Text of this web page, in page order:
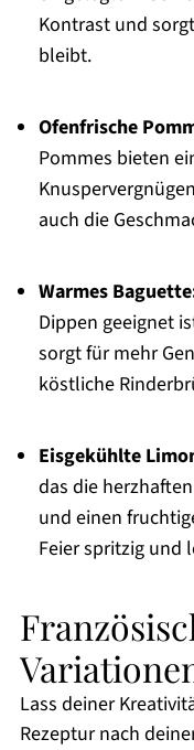
Kontrast und
bleibt.
Ofenfrische
Pommes bieten
auch die
Warmes
Dippen geeignet
sorgt für mehr
köstliche
Eisgekühlte
das die
und einen
Feier spritzig und
Lass deiner
Rezeptur nach